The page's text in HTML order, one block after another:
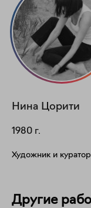
Нина Цорити
1980 г.
Художник и
Другие